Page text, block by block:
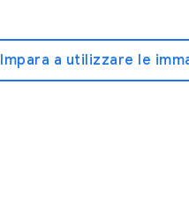
Impara a utilizzare le